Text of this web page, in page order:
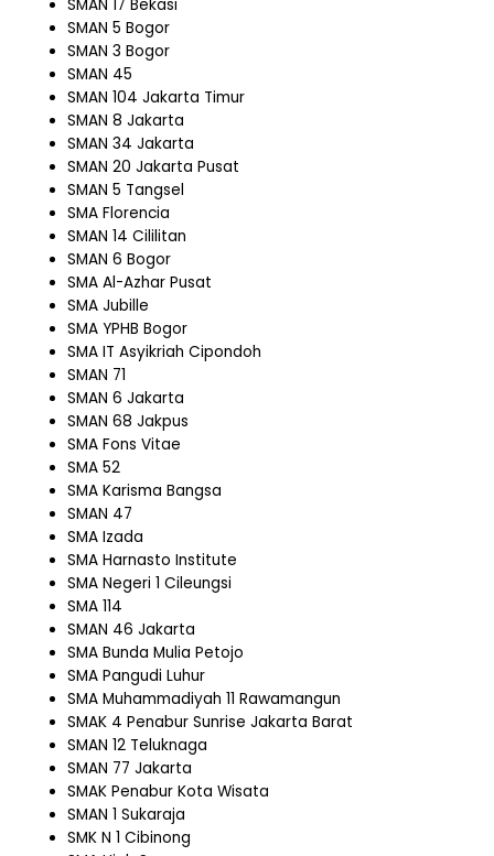
SMAN 17 Bekasi
SMAN 5 Bogor
SMAN 3 Bogor
SMAN 45
SMAN 104 Jakarta Timur
SMAN 8 Jakarta
SMAN 34 Jakarta
SMAN 20 Jakarta Pusat
SMAN 5 Tangsel
SMA Florencia
SMAN 14 Cililitan
SMAN 6 Bogor
SMA Al-Azhar Pusat
SMA Jubille
SMA YPHB Bogor
SMA IT Asyikriah Cipondoh
SMAN 71
SMAN 6 Jakarta
SMAN 68 Jakpus
SMA Fons Vitae
SMA 52
SMA Karisma Bangsa
SMAN 47
SMA Izada
SMA Harnasto Institute
SMA Negeri 1 Cileungsi
SMA 114
SMAN 46 Jakarta
SMA Bunda Mulia Petojo
SMA Pangudi Luhur
SMA Muhammadiyah 11 Rawamangun
SMAK 4 Penabur Sunrise Jakarta Barat
SMAN 12 Teluknaga
SMAN 77 Jakarta
SMAK Penabur Kota Wisata
SMAN 1 Sukaraja
SMK N 1 Cibinong